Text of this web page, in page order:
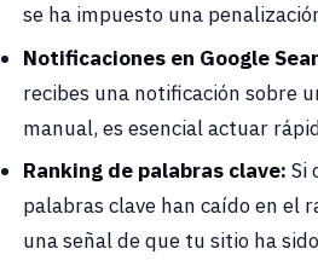
se ha impuesto una
Notificaciones en Google
recibes una notificación sobre
manual, es esencial actuar
Ranking de palabras clave: Si
palabras clave han caído en el
una señal de que tu sitio ha